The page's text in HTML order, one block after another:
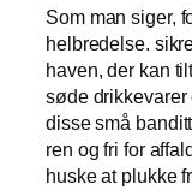
Som man siger,
helbredelse.
haven, der kan
søde drikkevarer
disse små
ren og fri for
huske at plukke